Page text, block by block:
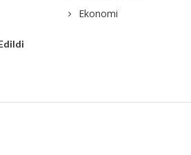
Ekonomi